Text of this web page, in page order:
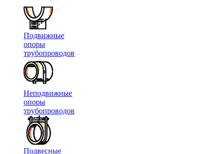
Подвижные
опоры
трубопроводов
Неподвижные
опоры
трубопроводов
Подвесные